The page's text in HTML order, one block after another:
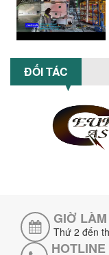
ĐỐI TÁC
GIỜ
Thứ 2 đến
HOTLINE